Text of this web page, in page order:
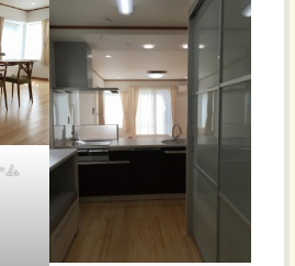
ム